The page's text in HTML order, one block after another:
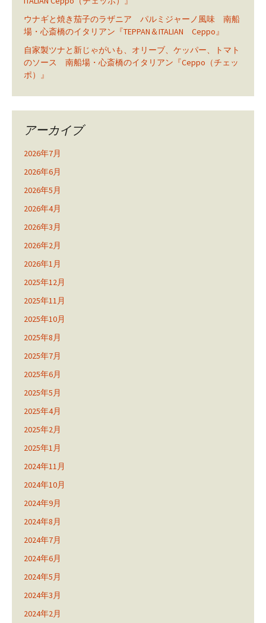
ウナギと焼き茄子のラザニア パルミジャーノ風味 南船
場・心斎橋のイタリアン『TEPPAN＆ITALIAN Ceppo』
自家製ツナと新じゃがいも、オリーブ、ケッパー、トマト
のソース 南船場・心斎橋のイタリアン『Ceppo（チェッ
ポ）』
アーカイブ
2026年7月
2026年6月
2026年5月
2026年4月
2026年3月
2026年2月
2026年1月
2025年12月
2025年11月
2025年10月
2025年8月
2025年7月
2025年6月
2025年5月
2025年4月
2025年2月
2025年1月
2024年11月
2024年10月
2024年9月
2024年8月
2024年7月
2024年6月
2024年5月
2024年3月
2024年2月